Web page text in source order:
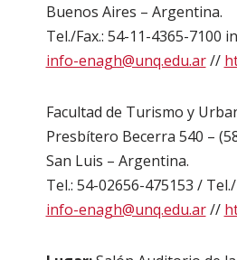
Buenos Aires – Argentina.
Tel./Fax.: 54-11-4365-7100
info-enagh@unq.edu.ar//
Facultad de Turismo y
Presbítero Becerra 540 –
San Luis – Argentina.
Tel.: 54-02656-475153 /
info-enagh@unq.edu.ar//